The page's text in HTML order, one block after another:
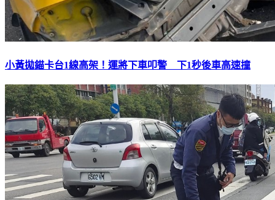
小黃拋錨卡台1線高架！運將下車叩警 下1秒後車高速撞